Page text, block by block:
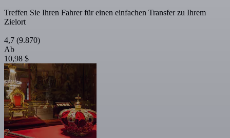
Treffen Sie Ihren Fahrer für einen einfachen Transfer zu Ihrem
Zielort
4,7 (9.870)
Ab
10,98 $